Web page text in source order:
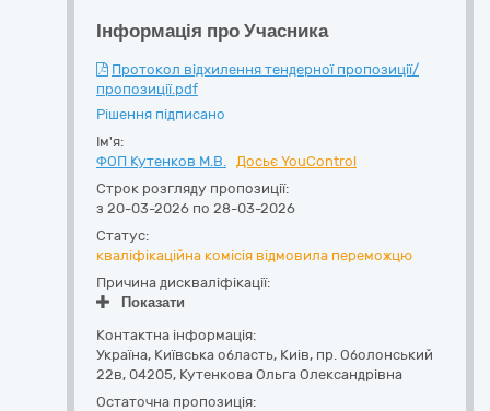
Інформація про Учасника
Протокол відхилення тендерної пропозиції/
пропозиції.pdf
Рішення підписано
Ім'я:
ФОП Кутенков М.В. Досьє YouControl
Строк розгляду пропозиції:
з 20-03-2026 по 28-03-2026
Статус:
кваліфікаційна комісія відмовила переможцю
Причина дискваліфікації:
Показати
Контактна інформація:
Україна, Київська область, Киів, пр. Оболонський
22в, 04205, Кутенкова Ольга Олександрівна
Остаточна пропозиція: